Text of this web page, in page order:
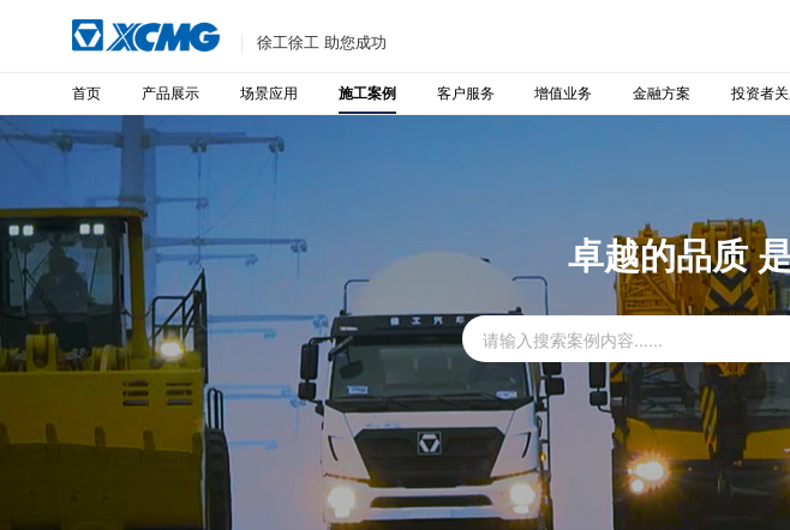
徐工徐工 助您成功
首页 产品展示 场景应用 施工案例 客户服务 增值业务 金融方案 投资者
卓越的品质